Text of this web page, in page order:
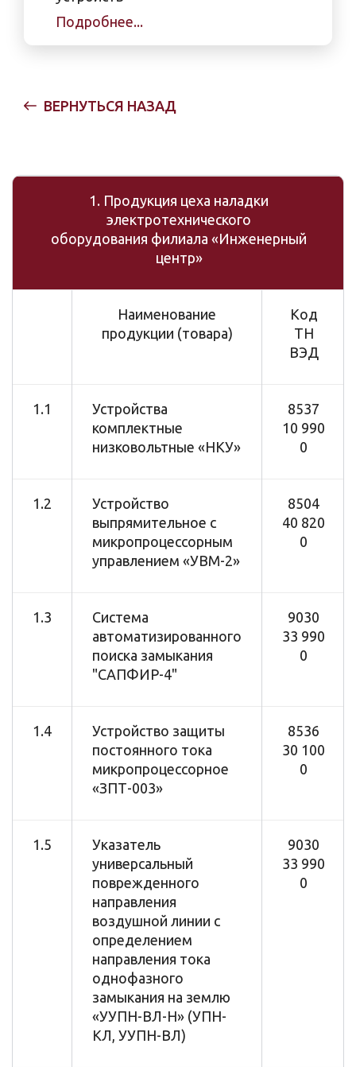
Подробнее...
ВЕРНУТЬСЯ НАЗАД
1. Продукция цеха наладки
электротехнического
оборудования филиала «Инженерный
центр»
Наименование
продукции (товара)
Код
ТН
ВЭД
1.1
Устройства
комплектные
низковольтные «НКУ»
8537
10 990
0
1.2
Устройство
выпрямительное с
микропроцессорным
управлением «УВМ-2»
8504
40 820
0
1.3
Система
автоматизированного
поиска замыкания
"САПФИР-4"
9030
33 990
0
1.4
Устройство защиты
постоянного тока
микропроцессорное
«ЗПТ-003»
8536
30 100
0
1.5
Указатель
универсальный
поврежденного
направления
воздушной линии с
определением
направления тока
однофазного
замыкания на землю
«УУПН-ВЛ-Н» (УПН-
КЛ, УУПН-ВЛ)
9030
33 990
0